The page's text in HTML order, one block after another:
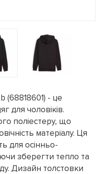
(68818601) - це
для чоловіків.
поліестеру, що
матеріалу. Ця
для осінньо-
зберегти тепло та
Дизайн толстовки